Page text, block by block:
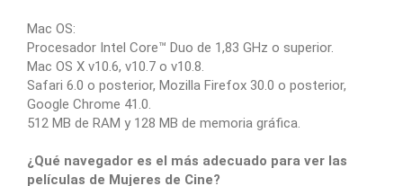
Mac OS:
Procesador Intel Core™ Duo de 1,83 GHz o superior.
Mac OS X v10.6, v10.7 o v10.8.
Safari 6.0 o posterior, Mozilla Firefox 30.0 o posterior,
Google Chrome 41.0.
512 MB de RAM y 128 MB de memoria gráfica.
¿Qué navegador es el más adecuado para ver las
películas de Mujeres de Cine?